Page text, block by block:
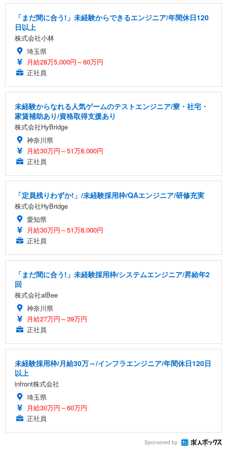
「まだ間に合う!」未経験からできるエンジニア/年間休日120
日以上
株式会社小林
埼玉県
月給28万5,000円～60万円
正社員
未経験からなれる人気ゲームのテストエンジニア/寮・社宅・
家賃補助あり/資格取得支援あり
株式会社HyBridge
神奈川県
月給30万円～51万8,000円
正社員
「定員残りわずか!」/未経験採用枠/QAエンジニア/研修充実
株式会社HyBridge
愛知県
月給30万円～51万8,000円
正社員
「まだ間に合う!」未経験採用枠/システムエンジニア/昇給年2
回
株式会社alBee
神奈川県
月給27万円～39万円
正社員
未経験採用枠/月給30万～/インフラエンジニア/年間休日120日
以上
infront株式会社
埼玉県
月給30万円～60万円
正社員
Sponsored by